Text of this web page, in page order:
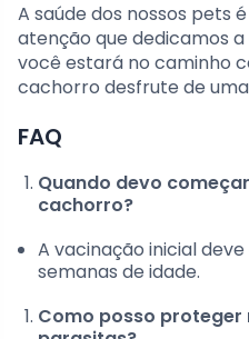
A saúde dos nossos pets
atenção que dedicamos a
você estará no caminho
cachorro desfrute de
FAQ
Quando devo
cachorro?
A vacinação inicial
semanas de idade.
Como posso